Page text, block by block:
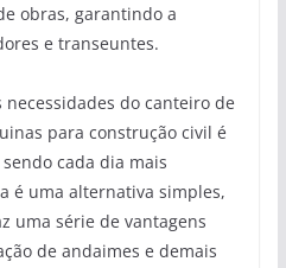
obras, garantindo a
e transeuntes.
do canteiro de
para construção civil é
cada dia mais
é uma alternativa simples,
uma série de vantagens
de andaimes e demais